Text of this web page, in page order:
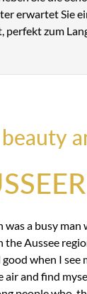
erwartet Sie
perfekt zum
was a busy
the Aussee
when I see
air and find